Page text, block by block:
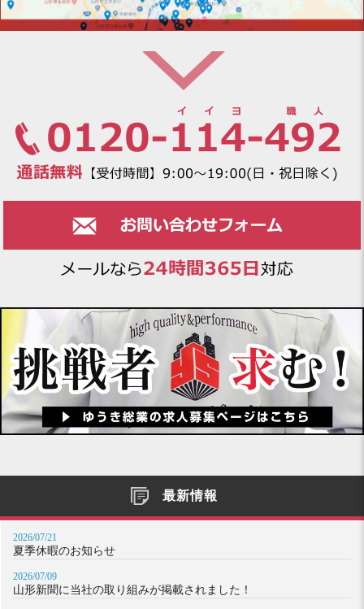
最新情報
2026/07/21
夏季休暇のお知らせ
2026/07/09
山形新聞に当社の取り組みが掲載されました！